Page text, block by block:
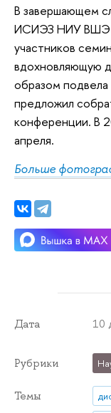
В завершающем
ИСИЭЗ НИУ ВШЭ
участников
вдохновляющую
образом
предложил
конференции. В
апреля.
Больше
Дата 10
Рубрики
Темы